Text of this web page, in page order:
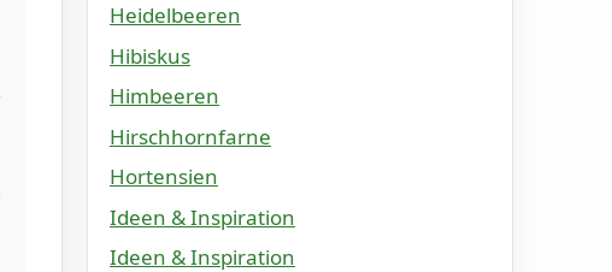
Heidelbeeren
Hibiskus
Himbeeren
Hirschhornfarne
Hortensien
Ideen & Inspiration
Ideen & Inspiration